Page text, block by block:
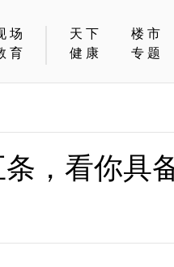
场
育
天下
楼
健康
专
，看你具